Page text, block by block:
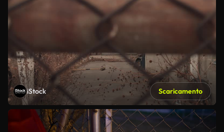
iStock Scaricamento